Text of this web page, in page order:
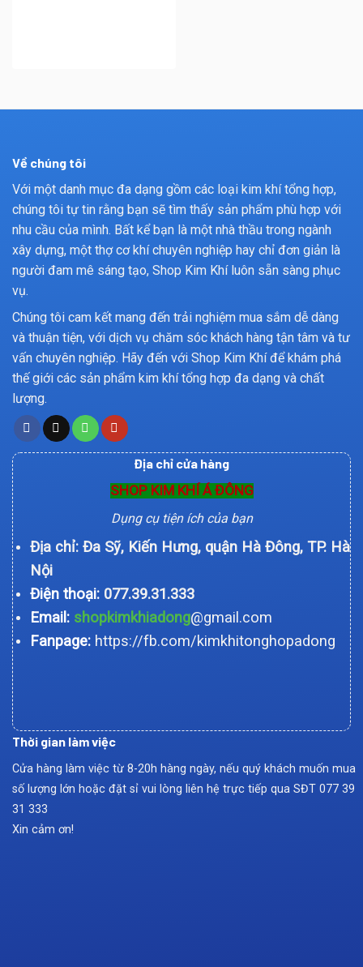
Về chúng tôi
Với một danh mục đa dạng gồm các loại kim khí tổng hợp,
chúng tôi tự tin rằng bạn sẽ tìm thấy sản phẩm phù hợp với
nhu cầu của mình. Bất kể bạn là một nhà thầu trong ngành
xây dựng, một thợ cơ khí chuyên nghiệp hay chỉ đơn giản là
người đam mê sáng tạo, Shop Kim Khí luôn sẵn sàng phục
vụ.
Chúng tôi cam kết mang đến trải nghiệm mua sắm dễ dàng
và thuận tiện, với dịch vụ chăm sóc khách hàng tận tâm và tư
vấn chuyên nghiệp. Hãy đến với Shop Kim Khí để khám phá
thế giới các sản phẩm kim khí tổng hợp đa dạng và chất
lượng.
Địa chỉ cửa hàng
SHOP KIM KHÍ Á ĐÔNG
Dụng cụ tiện ích của bạn
Địa chỉ: Đa Sỹ, Kiến Hưng, quận Hà Đông, TP. Hà
Nội
Điện thoại: 077.39.31.333
Email:shopkimkhiadong@gmail.com
Fanpage: https://fb.com/kimkhitonghopadong
Thời gian làm việc
Cửa hàng làm việc từ 8-20h hàng ngày, nếu quý khách muốn mua
số lượng lớn hoặc đặt sỉ vui lòng liên hệ trực tiếp qua SĐT 077 39
31 333
Xin cảm ơn!